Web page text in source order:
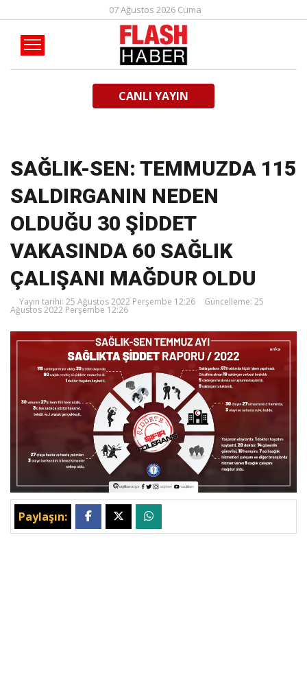
07 Ağustos 2026 Cuma
CANLI YAYIN
SAĞLIK-SEN: TEMMUZDA 115
SALDIRGANIN NEDEN
OLDUĞU 30 ŞİDDET
VAKASINDA 60 SAĞLIK
ÇALIŞANI MAĞDUR OLDU
Yayın tarihi: 25 Ağustos 2022 Perşembe 12:26 Güncelleme: 25
Ağustos 2022 Perşembe 12:26
Paylaşın: